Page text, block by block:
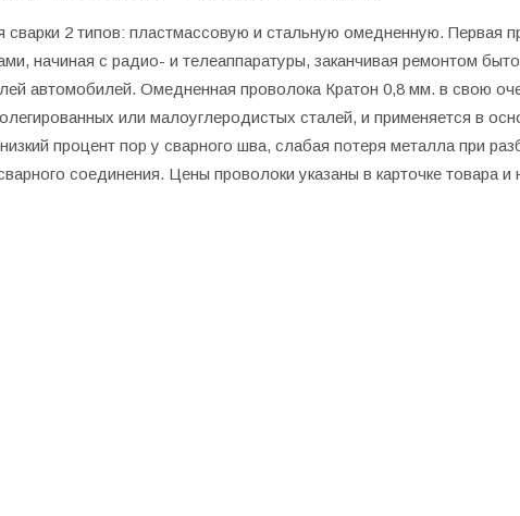
2 типов: пластмассовую и стальную омедненную. Первая
начиная с радио- и телеаппаратуры, заканчивая ремонтом
автомобилей. Омедненная проволока Кратон 0,8 мм. в свою
или малоуглеродистых сталей, и применяется в
процент пор у сварного шва, слабая потеря металла при
соединения. Цены проволоки указаны в карточке товара